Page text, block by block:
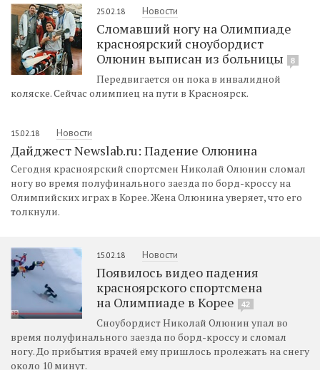
25.02.18 Новости
Сломавший ногу на Олимпиаде
красноярский сноубордист
Олюнин выписан из больницы
8
Передвигается он пока в инвалидной
коляске. Сейчас олимпиец на пути в Красноярск.
15.02.18 Новости
Дайджест Newslab.ru: Падение Олюнина
Сегодня красноярский спортсмен Николай Олюнин сломал
ногу во время полуфинального заезда по борд-кроссу на
Олимпийских играх в Корее. Жена Олюнина уверяет, что его
толкнули.
15.02.18 Новости
Появилось видео падения
красноярского спортсмена
на Олимпиаде в Корее
42
Сноубордист Николай Олюнин упал во
время полуфинального заезда по борд-кроссу и сломал
ногу. До прибытия врачей ему пришлось пролежать на снегу
около 10 минут.